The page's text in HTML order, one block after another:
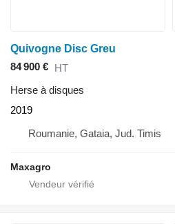
Quivogne Disc Greu
84 900 € HT
Herse à disques
2019
Roumanie, Gataia, Jud. Timis
Maxagro